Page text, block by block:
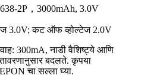
2P，3000mAh, 3.0V
3.0V; कट ऑफ व्होल्टेज 2.0V
300mA, नाडी वैशिष्ट्ये आणि
बदलते. कृपया
​​चा सल्ला घ्या.